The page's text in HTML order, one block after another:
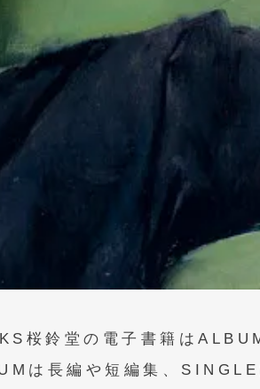
好きの、本好きによる、本好きのた
BOOKS桜鈴堂公式ホー
桜鈴堂の電子書籍は
は長編や短編集、SINGLE